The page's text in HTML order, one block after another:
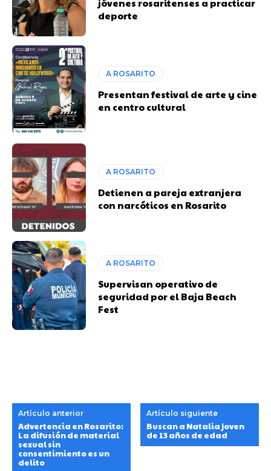
jóvenes rosaritenses a practicar
deporte
A ROSARITO
Presentan festival de arte y cine
en centro cultural
A ROSARITO
Detienen a pareja extranjera
con narcóticos en Rosarito
A ROSARITO
Supervisan operativo de
seguridad por el Baja Beach
Fest
Artículo anterior
Advertencia en Rosarito:
La difusión de material
sexual sin
consentimiento es un
delito
Artículo siguiente
Buscan a Natalia joven
de 13 años de edad